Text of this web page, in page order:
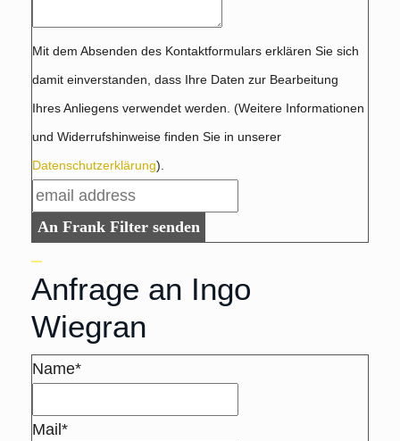
Mit dem Absenden des Kontaktformulars erklären Sie sich
damit einverstanden, dass Ihre Daten zur Bearbeitung
Ihres Anliegens verwendet werden. (Weitere Informationen
und Widerrufshinweise finden Sie in unserer
Datenschutzerklärung).
An Frank Filter senden
Anfrage an Ingo
Wiegran
Name*
Mail*